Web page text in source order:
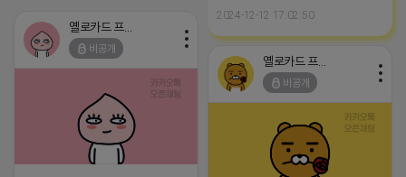
2024-12-12 17:02:50
옐로카드 프로도
비공개
옐로카드 프로도
비공개